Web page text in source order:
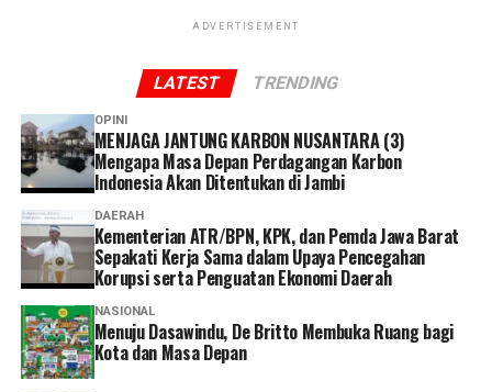
“Jadi tujuan kami adalah memberikan karpet merah buat
rakyat yang mengurus tanah, jangan sampai ada
ketidakpastian, pelayanan itu kata kuncinya kepuasan
pelanggan,” tutur Menteri Nusron.
Dalam konferensi pers kali ini, Menteri Nusron turut
didampingi oleh Direktur Jenderal Penetapan Hak dan
Pendaftaran Tanah, Asnaedi; Tenaga Ahli Bidang
Komunikasi Publik, Rahmat Sahid; serta Kepala Bagian
Pemberitaan, Media dan Hubungan Antar Lembaga,
Bagas Agung Wibowo.
ADVERTISEMENT
LATEST TRENDING
OPINI
MENJAGA JANTUNG KARBON NUSANTARA (3)
Mengapa Masa Depan Perdagangan Karbon
Indonesia Akan Ditentukan di Jambi
DAERAH
Kementerian ATR/BPN, KPK, dan Pemda Jawa Barat
Sepakati Kerja Sama dalam Upaya Pencegahan
Korupsi serta Penguatan Ekonomi Daerah
NASIONAL
Menuju Dasawindu, De Britto Membuka Ruang bagi
Kota dan Masa Depan